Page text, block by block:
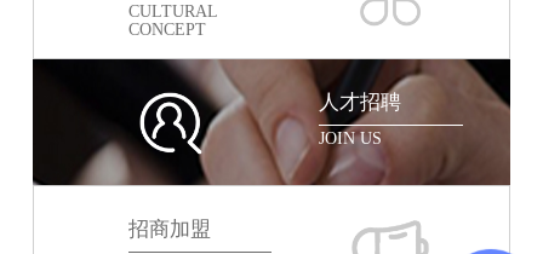
CULTURAL
CONCEPT
人才招聘
JOIN US
招商加盟